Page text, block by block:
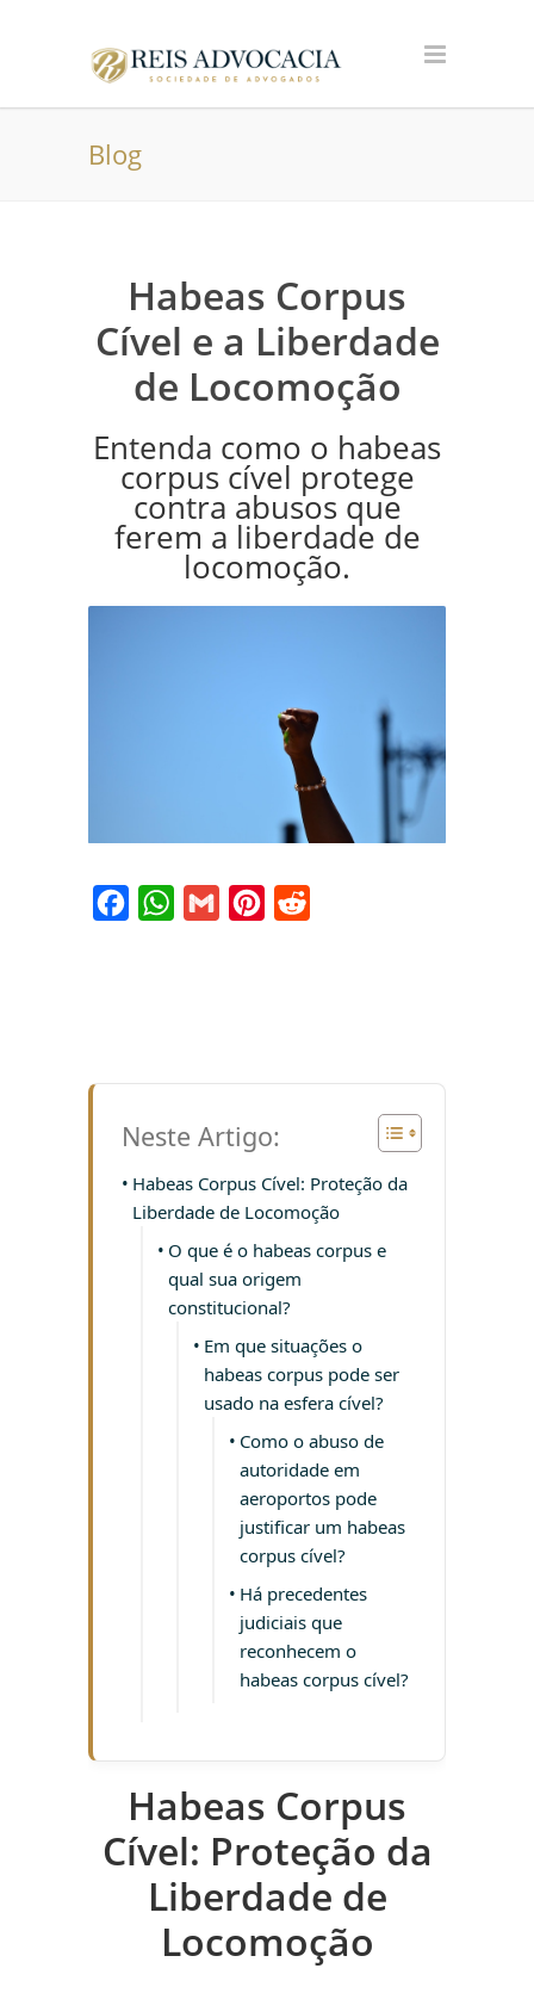
Blog
Habeas Corpus
Cível e a Liberdade
de Locomoção
Entenda como o habeas
corpus cível protege
contra abusos que
ferem a liberdade de
locomoção.
Neste Artigo:
Habeas Corpus Cível: Proteção da
Liberdade de Locomoção
O que é o habeas corpus e
qual sua origem
constitucional?
Em que situações o
habeas corpus pode ser
usado na esfera cível?
Como o abuso de
autoridade em
aeroportos pode
justificar um habeas
corpus cível?
Há precedentes
judiciais que
reconhecem o
habeas corpus cível?
Habeas Corpus
Cível: Proteção da
Liberdade de
Locomoção